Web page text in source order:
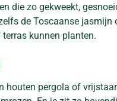
die zo gekweekt,
de Toscaanse
kunnen planten.
houten pergola of